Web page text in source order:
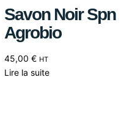
Savon Noir Spn
Agrobio
45,00 € HT
Lire la suite